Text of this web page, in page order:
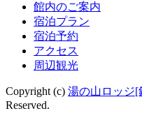
館内のご案内
宿泊プラン
宿泊予約
アクセス
周辺観光
Copyright (c) 湯の山ロッジ[
Reserved.